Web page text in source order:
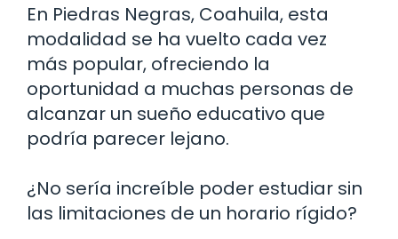
En Piedras Negras, Coahuila, esta
modalidad se ha vuelto cada vez
más popular, ofreciendo la
oportunidad a muchas personas de
alcanzar un sueño educativo que
podría parecer lejano.
¿No sería increíble poder estudiar sin
las limitaciones de un horario rígido?